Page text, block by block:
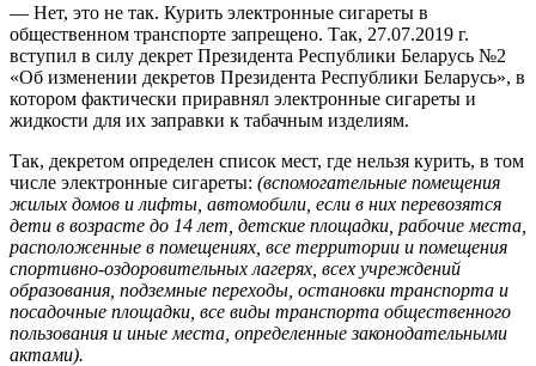
— Нет, это не так. Курить электронные сигареты в
общественном транспорте запрещено. Так, 27.07.2019 г.
вступил в силу декрет Президента Республики Беларусь №2
«Об изменении декретов Президента Республики Беларусь», в
котором фактически приравнял электронные сигареты и
жидкости для их заправки к табачным изделиям.
Так, декретом определен список мест, где нельзя курить, в том
числе электронные сигареты: (вспомогательные помещения
жилых домов и лифты, автомобили, если в них перевозятся
дети в возрасте до 14 лет, детские площадки, рабочие места,
расположенные в помещениях, все территории и помещения
спортивно-оздоровительных лагерях, всех учреждений
образования, подземные переходы, остановки транспорта и
посадочные площадки, все виды транспорта общественного
пользования и иные места, определенные законодательными
актами).